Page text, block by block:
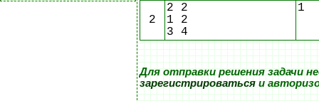
2
2 2
1 2
3 4
1
Для отправки решения задачи
зарегистрироватьсяи